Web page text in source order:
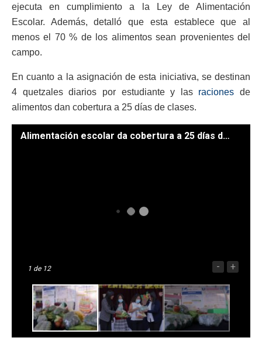
ejecuta en cumplimiento a la Ley de Alimentación
Escolar. Además, detalló que esta establece que al
menos el 70 % de los alimentos sean provenientes del
campo.
En cuanto a la asignación de esta iniciativa, se destinan
4 quetzales diarios por estudiante y las raciones de
alimentos dan cobertura a 25 días de clases.
Alimentación escolar da cobertura a 25 días de clases. /Foto: Mineduc
1 de 12 - +